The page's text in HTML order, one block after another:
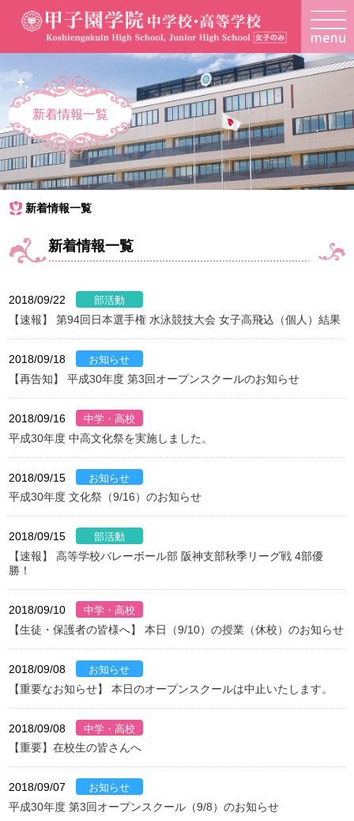
新着情報一覧
新着情報一覧
新着情報一覧
2018/09/22
【速報】 第94回日本選手権 水泳競技大会 女子高飛込（個人）結果
2018/09/18
【再告知】 平成30年度 第3回オープンスクールのお知らせ
2018/09/16
平成30年度 中高文化祭を実施しました。
2018/09/15
平成30年度 文化祭（9/16）のお知らせ
2018/09/15
【速報】 高等学校バレーボール部 阪神支部秋季リーグ戦 4部優
勝！
2018/09/10
【生徒・保護者の皆様へ】 本日（9/10）の授業（休校）のお知らせ
2018/09/08
【重要なお知らせ】 本日のオープンスクールは中止いたします。
2018/09/08
【重要】在校生の皆さんへ
2018/09/07
平成30年度 第3回オープンスクール（9/8）のお知らせ